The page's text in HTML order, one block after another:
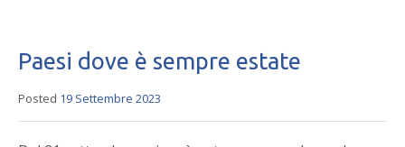
Paesi dove è sempre estate
Posted 19 Settembre 2023